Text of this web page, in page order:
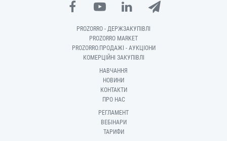
PROZORRO - ДЕРЖЗАКУПІВЛІ
PROZORRO MARKET
PROZORRO.ПРОДАЖІ - АУКЦІОНИ
КОМЕРЦІЙНІ ЗАКУПІВЛІ
НАВЧАННЯ
НОВИНИ
КОНТАКТИ
ПРО НАС
РЕГЛАМЕНТ
ВЕБІНАРИ
ТАРИФИ